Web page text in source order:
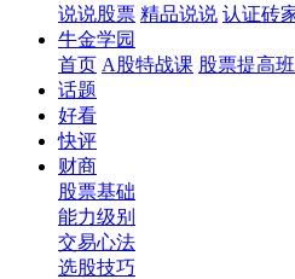
说说股票 精品说说 认证砖
牛金学园
首页 A股特战课 股票提高班
话题
好看
快评
财商
股票基础
能力级别
交易心法
选股技巧